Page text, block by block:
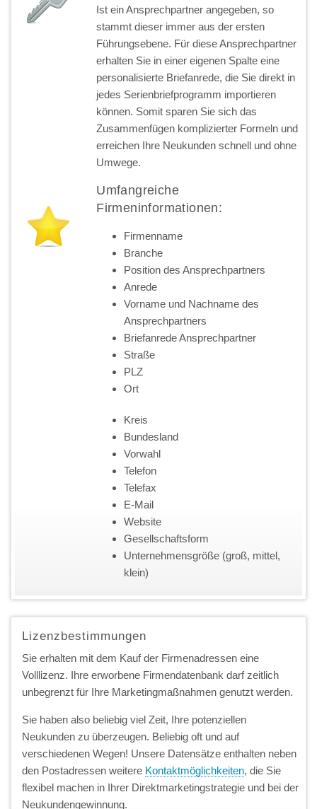
Ist ein Ansprechpartner angegeben, so
stammt dieser immer aus der ersten
Führungsebene. Für diese Ansprechpartner
erhalten Sie in einer eigenen Spalte eine
personalisierte Briefanrede, die Sie direkt in
jedes Serienbriefprogramm importieren
können. Somit sparen Sie sich das
Zusammenfügen komplizierter Formeln und
erreichen Ihre Neukunden schnell und ohne
Umwege.
Umfangreiche
Firmeninformationen:
Firmenname
Branche
Position des Ansprechpartners
Anrede
Vorname und Nachname des
Ansprechpartners
Briefanrede Ansprechpartner
Straße
PLZ
Ort
Kreis
Bundesland
Vorwahl
Telefon
Telefax
E-Mail
Website
Gesellschaftsform
Unternehmensgröße (groß, mittel,
klein)
Lizenzbestimmungen
Sie erhalten mit dem Kauf der Firmenadressen eine
Volllizenz. Ihre erworbene Firmendatenbank darf zeitlich
unbegrenzt für Ihre Marketingmaßnahmen genutzt werden.
Sie haben also beliebig viel Zeit, Ihre potenziellen
Neukunden zu überzeugen. Beliebig oft und auf
verschiedenen Wegen! Unsere Datensätze enthalten neben
den Postadressen weitere Kontaktmöglichkeiten, die Sie
flexibel machen in Ihrer Direktmarketingstrategie und bei der
Neukundengewinnung.